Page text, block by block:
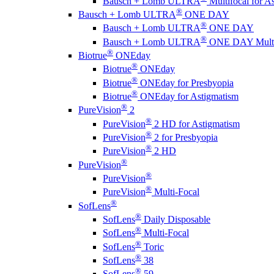
Bausch + Lomb ULTRA® ONE DAY
Bausch + Lomb ULTRA® ONE DAY
Bausch + Lomb ULTRA® ONE DAY
Biotrue® ONEday
Biotrue® ONEday
Biotrue® ONEday for Presbyopia
Biotrue® ONEday for Astigmatism
PureVision® 2
PureVision® 2 HD for Astigmatism
PureVision® 2 for Presbyopia
PureVision® 2 HD
PureVision®
PureVision®
PureVision® Multi-Focal
SofLens®
SofLens® Daily Disposable
SofLens® Multi-Focal
SofLens® Toric
SofLens® 38
®